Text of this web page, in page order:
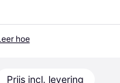
hoe
Prijs incl. levering